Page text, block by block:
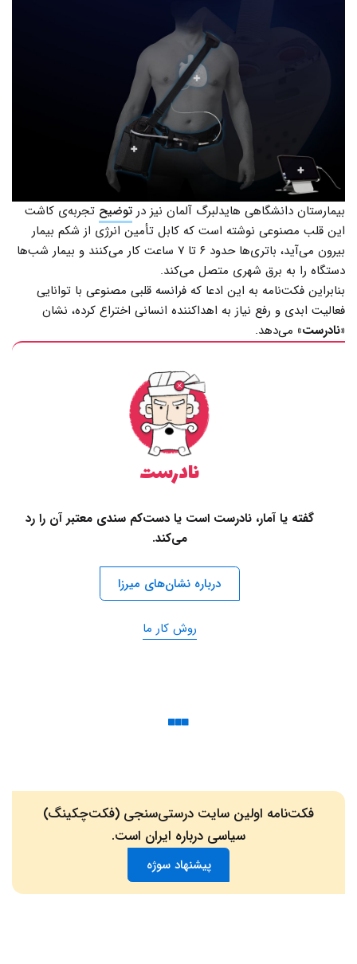
بیمارستان دانشگاهی هایدلبرگ آلمان نیز در توضیح تجربه‌ی کاشت
این قلب مصنوعی نوشته است که کابل تأمین انرژی از شکم بیمار
بیرون می‌آید، باتری‌ها حدود ۶ تا ۷ ساعت کار می‌کنند و بیمار شب‌ها
دستگاه را به برق شهری متصل می‌کند.
بنابراین فکت‌نامه به این ادعا که فرانسه قلبی مصنوعی با توانایی
فعالیت ابدی و رفع نیاز به اهداکننده انسانی اختراع کرده، نشان
«نادرست» می‌دهد.
نادرست
گفته یا آمار، نادرست است یا دست‌کم سندی معتبر آن را رد
می‌کند.
درباره نشان‌های میرزا
روش کار ما
فکت‌نامه اولین سایت درستی‌سنجی (فکت‌چکینگ)
سیاسی درباره ایران است.
پیشنهاد سوژه